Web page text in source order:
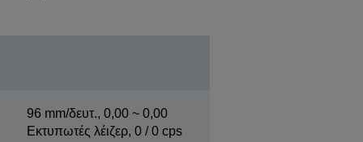
96 mm/δευτ., 0,00 ~ 0,00
Εκτυπωτές λέιζερ, 0 / 0 cps